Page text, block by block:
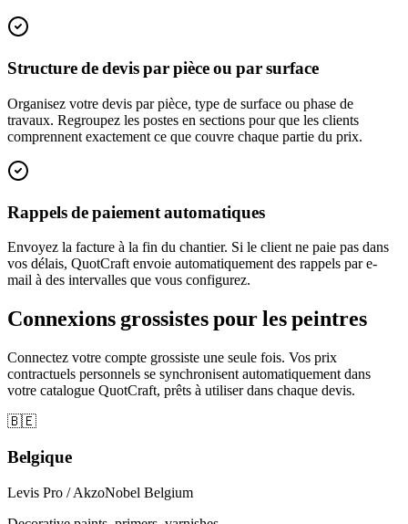
Structure de devis par pièce ou par surface
Organisez votre devis par pièce, type de surface ou phase de
travaux. Regroupez les postes en sections pour que les clients
comprennent exactement ce que couvre chaque partie du prix.
Rappels de paiement automatiques
Envoyez la facture à la fin du chantier. Si le client ne paie pas dans
vos délais, QuotCraft envoie automatiquement des rappels par e-
mail à des intervalles que vous configurez.
Connexions grossistes pour les peintres
Connectez votre compte grossiste une seule fois. Vos prix
contractuels personnels se synchronisent automatiquement dans
votre catalogue QuotCraft, prêts à utiliser dans chaque devis.
🇧🇪
Belgique
Levis Pro / AkzoNobel Belgium